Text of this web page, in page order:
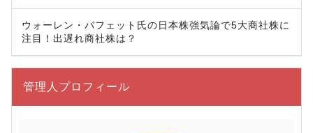
ウォーレン・バフェット氏の日本株強気論で5大商社株に
注目！出遅れ商社株は？
管理人プロフィール